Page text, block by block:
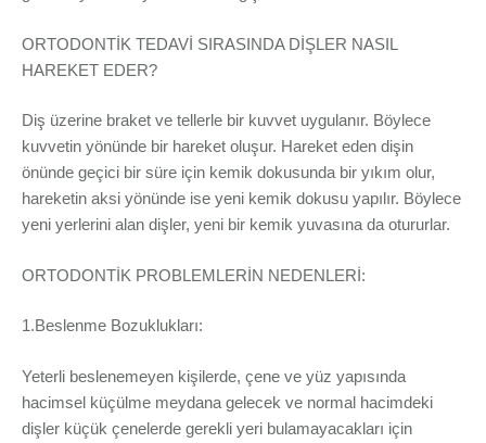
ORTODONTİK TEDAVİ SIRASINDA DİŞLER NASIL
HAREKET EDER?
Diş üzerine braket ve tellerle bir kuvvet uygulanır. Böylece
kuvvetin yönünde bir hareket oluşur. Hareket eden dişin
önünde geçici bir süre için kemik dokusunda bir yıkım olur,
hareketin aksi yönünde ise yeni kemik dokusu yapılır. Böylece
yeni yerlerini alan dişler, yeni bir kemik yuvasına da otururlar.
ORTODONTİK PROBLEMLERİN NEDENLERİ:
1.Beslenme Bozuklukları:
Yeterli beslenemeyen kişilerde, çene ve yüz yapısında
hacimsel küçülme meydana gelecek ve normal hacimdeki
dişler küçük çenelerde gerekli yeri bulamayacakları için